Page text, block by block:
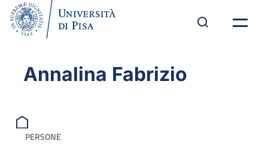
Annalina Fabrizio
PERSONE